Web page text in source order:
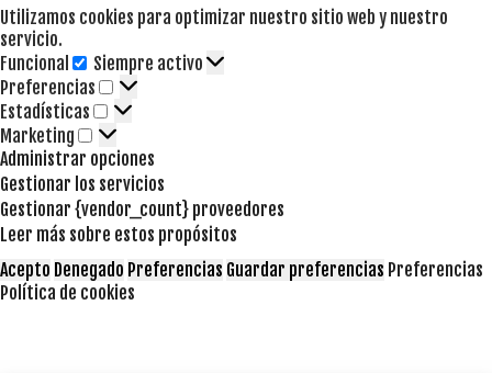
Utilizamos cookies para optimizar nuestro sitio web y nuestro
servicio.
Funcional
Funcional
Siempre activo
Preferencias
Preferencias
Estadísticas Estadísticas
Marketing Marketing
Administrar opciones
Gestionar los servicios
Gestionar {vendor_count} proveedores
Leer más sobre estos propósitos
Acepto Denegado Preferencias Guardar preferencias Preferencias
Política de cookies